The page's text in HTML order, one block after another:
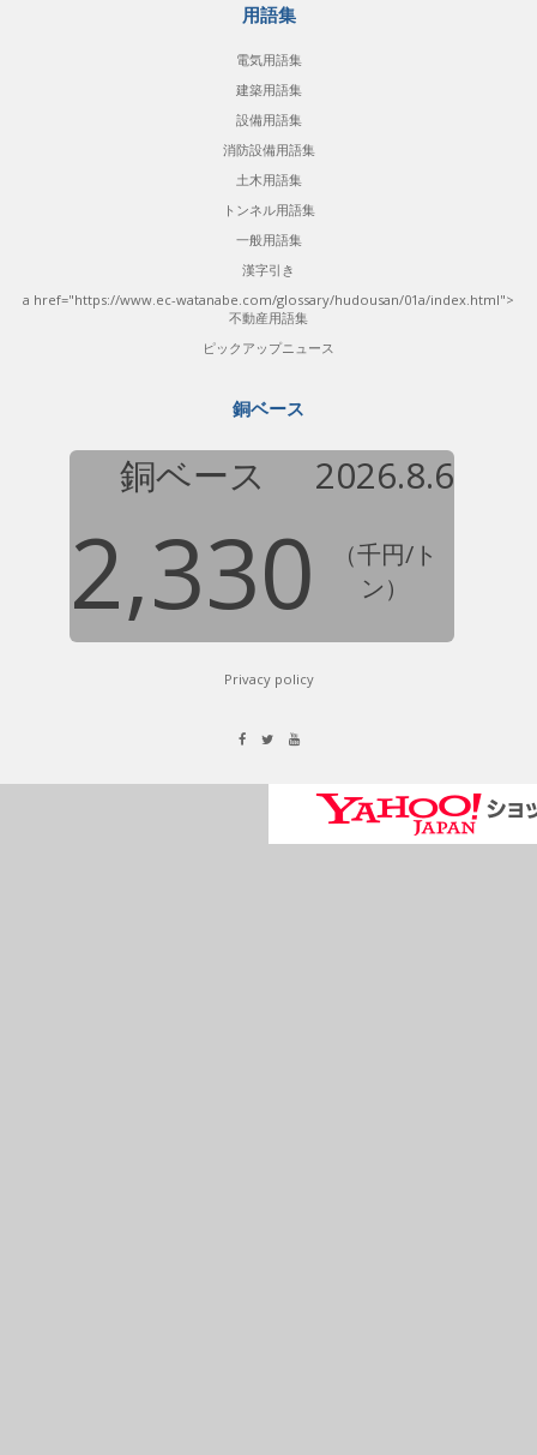
用語集
電気用語集
建築用語集
設備用語集
消防設備用語集
土木用語集
トンネル用語集
一般用語集
漢字引き
a href="https://www.ec-watanabe.com/glossary/hudousan/01a/index.html">
不動産用語集
ピックアップニュース
銅ベース
銅ベース 2026.8.6
2,330
（千円/ト
ン）
Privacy policy